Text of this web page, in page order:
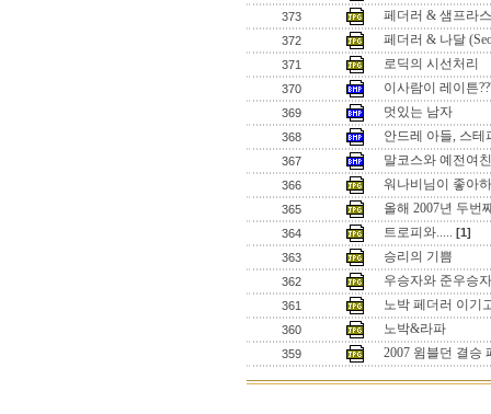
373 페더러 & 샘프라
372 페더러 & 나달
371 로딕의 시선처리
370 이사람이 레이튼
369 멋있는 남자
368 안드레 아들, 스테
367 말코스와 예전여친
366 워나비님이 좋아
365 올해 2007년 두번
364 트로피와..... [1]
363
승리의 기쁨
362 우승자와 준우승자
361 노박 페더러 이기
360 노박&라파
359 2007 윔블던 결승